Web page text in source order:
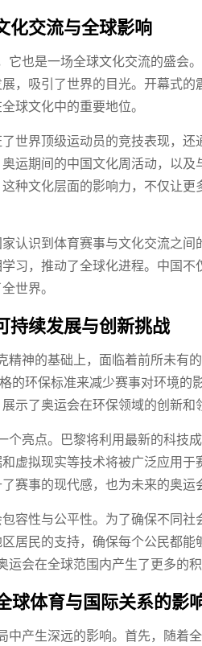
化交流与全球影响
也是一场全球文化交流的盛会
，吸引了世界的目光。开幕式
球文化中的重要地位。
世界顶级运动员的竞技表现，
运期间的中国文化周活动，以及
种文化层面的影响力，不仅让
认识到体育赛事与文化交流之间
习，推动了全球化进程。中国不
世界。
持续发展与创新挑战
神的基础上，面临着前所未有
的环保标准来减少赛事对环境的
示了奥运会在环保领域的创新和
亮点。巴黎将利用最新的科技
虚拟现实等技术将被广泛应用
赛事的现代感，也为未来的奥运
容性与公平性。为了确保不同
居民的支持，确保每个公民都
会在全球范围内产生了更多的积
球体育与国际关系的影
产生深远的影响。首先，随着